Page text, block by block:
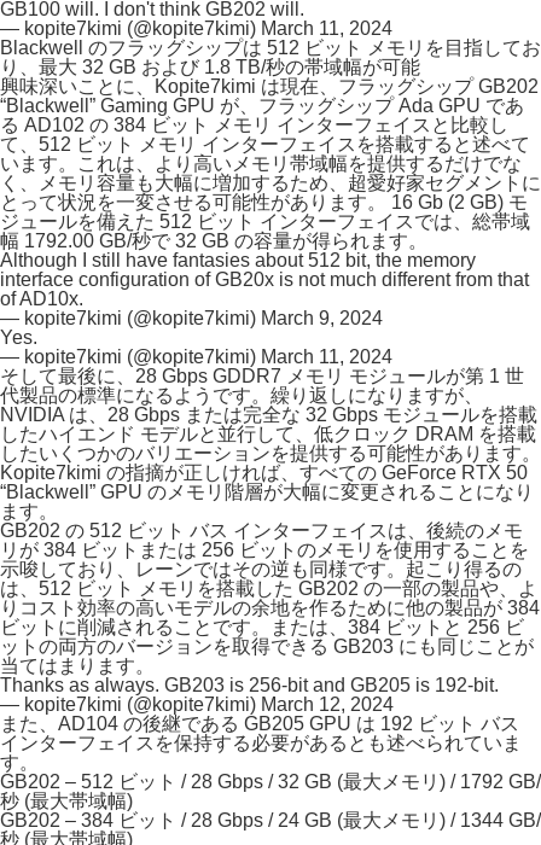
GB100 will. I don't think GB202 will.
— kopite7kimi (@kopite7kimi) March 11, 2024
Blackwell のフラッグシップは 512 ビット メモリを目指してお
り、最大 32 GB および 1.8 TB/秒の帯域幅が可能
興味深いことに、Kopite7kimi は現在、フラッグシップ GB202
“Blackwell” Gaming GPU が、フラッグシップ Ada GPU であ
る AD102 の 384 ビット メモリ インターフェイスと比較し
て、512 ビット メモリ インターフェイスを搭載すると述べて
います。これは、より高いメモリ帯域幅を提供するだけでな
く、メモリ容量も大幅に増加するため、超愛好家セグメントに
とって状況を一変させる可能性があります。 16 Gb (2 GB) モ
ジュールを備えた 512 ビット インターフェイスでは、総帯域
幅 1792.00 GB/秒で 32 GB の容量が得られます。
Although I still have fantasies about 512 bit, the memory
interface configuration of GB20x is not much different from that
of AD10x.
— kopite7kimi (@kopite7kimi) March 9, 2024
Yes.
— kopite7kimi (@kopite7kimi) March 11, 2024
そして最後に、28 Gbps GDDR7 メモリ モジュールが第 1 世
代製品の標準になるようです。繰り返しになりますが、
NVIDIA は、28 Gbps または完全な 32 Gbps モジュールを搭載
したハイエンド モデルと並行して、低クロック DRAM を搭載
したいくつかのバリエーションを提供する可能性があります。
Kopite7kimi の指摘が正しければ、すべての GeForce RTX 50
“Blackwell” GPU のメモリ階層が大幅に変更されることになり
ます。
GB202 の 512 ビット バス インターフェイスは、後続のメモ
リが 384 ビットまたは 256 ビットのメモリを使用することを
示唆しており、レーンではその逆も同様です。起こり得るの
は、512 ビット メモリを搭載した GB202 の一部の製品や、よ
りコスト効率の高いモデルの余地を作るために他の製品が 384
ビットに削減されることです。または、384 ビットと 256 ビ
ットの両方のバージョンを取得できる GB203 にも同じことが
当てはまります。
Thanks as always. GB203 is 256-bit and GB205 is 192-bit.
— kopite7kimi (@kopite7kimi) March 12, 2024
また、AD104 の後継である GB205 GPU は 192 ビット バス
インターフェイスを保持する必要があるとも述べられていま
す。
GB202 – 512 ビット / 28 Gbps / 32 GB (最大メモリ) / 1792 GB/
秒 (最大帯域幅)
GB202 – 384 ビット / 28 Gbps / 24 GB (最大メモリ) / 1344 GB/
秒 (最大帯域幅)